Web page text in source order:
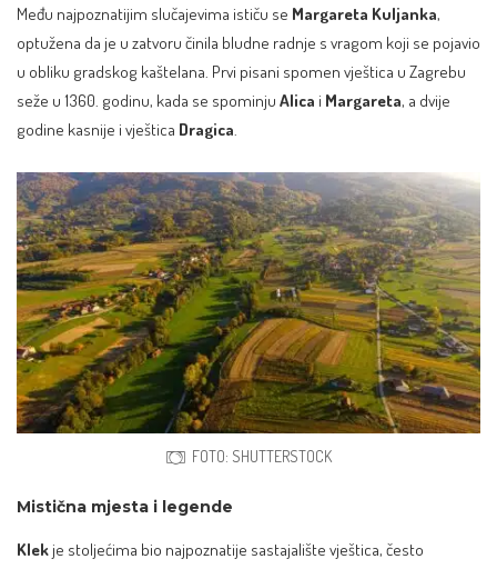
Među najpoznatijim slučajevima ističu se Margareta Kuljanka,
optužena da je u zatvoru činila bludne radnje s vragom koji se pojavio
u obliku gradskog kaštelana. Prvi pisani spomen vještica u Zagrebu
seže u 1360. godinu, kada se spominju Alica i Margareta, a dvije
godine kasnije i vještica Dragica.
FOTO: SHUTTERSTOCK
Mistična mjesta i legende
Klek je stoljećima bio najpoznatije sastajalište vještica, često